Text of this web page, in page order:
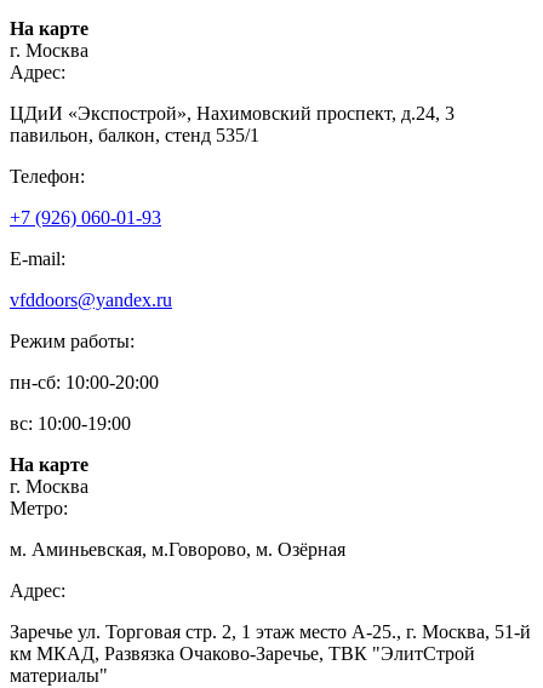
На карте
г. Москва
Адрес:
ЦДиИ «Экспострой», Нахимовский проспект, д.24, 3
павильон, балкон, стенд 535/1
Телефон:
+7 (926) 060-01-93
E-mail:
vfddoors@yandex.ru
Режим работы:
пн-сб: 10:00-20:00
вс: 10:00-19:00
На карте
г. Москва
Метро:
м. Аминьевская, м.Говорово, м. Озёрная
Адрес:
Заречье ул. Торговая стр. 2, 1 этаж место A-25., г. Москва, 51-й
км МКАД, Развязка Очаково-Заречье, ТВК "ЭлитСтрой
материалы"